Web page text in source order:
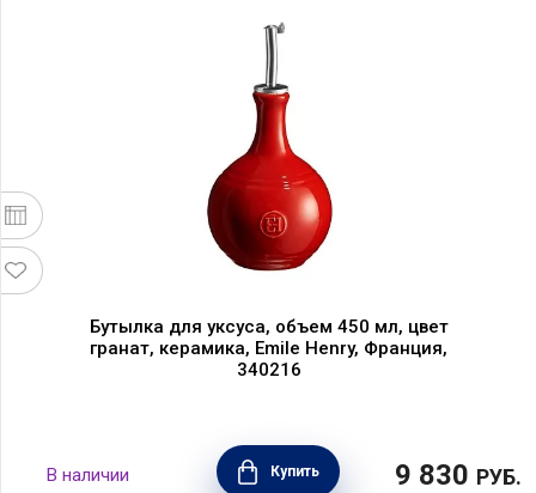
Бутылка для уксуса, объем 450 мл, цвет
гранат, керамика, Emile Henry, Франция,
340216
В наличии Купить 9 830 РУБ.